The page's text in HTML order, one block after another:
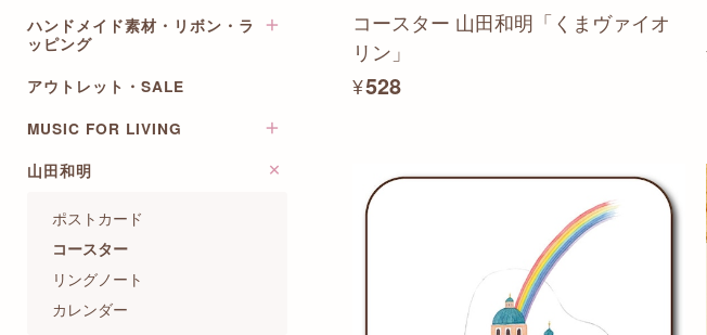
アクセサリーボックス
ペンケース・ブックカバー・
チケット/マルチケース
マスキングテープ
スタンプ
連
ポストカード
グリーティングカード
メッセージカード
月謝袋
その他
折りたたみ傘
ミニチュア楽器
フォトフレーム・写真たて
ウォールステッカー
鍵盤・ペダルカバー
五楽線テープ
月謝袋
演奏補助
楽譜
ペーパーナプキン
メラミントレイ
マグカップ・プレート
お茶
ハンドメイド素材・リボン・ラ
ッピング
音楽柄リボン
ラッピング用品
ワッペン・チャーム・手芸資
アウトレット・SALE
MUSIC FOR LIVING
オールミュージックシリーズ
山田和明
ポストカード
コースター
リングノート
カレンダー
コースター 山田和明「くまヴァイオ
リン」
¥528